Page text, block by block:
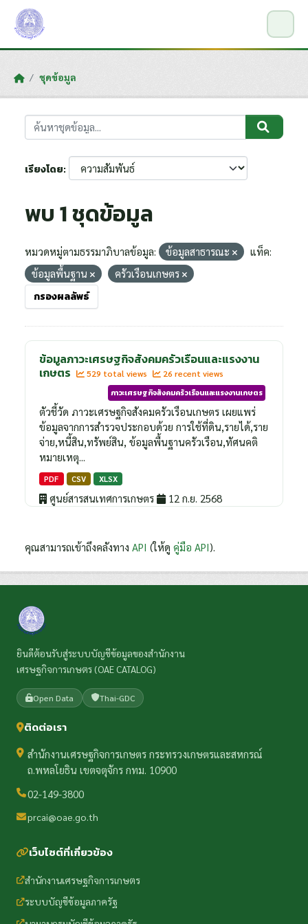
Skip to main content
ชุดข้อมูล
เรียงโดย
พบ 1 ชุดข้อมูล
หมวดหมู่ตามธรรมาภิบาลข้อมูล: ข้อมูลสาธารณะ
แท็ค:
ข้อมูลพื้นฐาน
ครัวเรือนเกษตร
กรองผลลัพธ์
ข้อมูลภาวะเศรษฐกิจสังคมครัวเรือนและแรงงาน
เกษตร
529 total views
26 recent views
ภาวะเศรษฐกิจสังคมครัวเรือนและแรงงานเกษตร
ตัวชี้วัด ภาวะเศรษฐกิจสังคมครัวเรือนเกษตร เผยแพร่
ข้อมูลจากการสำรวจประกอบด้วย การใช้ที่ดิน,รายได้,ราย
จ่าย,หนี้สิน,ทรัพย์สิน, ข้อมูลพื้นฐานครัวเรือน,ทัศนคติ
หมายเหตุ...
PDF CSV XLSX
ศูนย์สารสนเทศการเกษตร 12 ก.ย. 2568
คุณสามารถเข้าถึงคลังทาง API (ให้ดู คู่มือ API).
ยินดีต้อนรับสู่ระบบบัญชีข้อมูลของสำนักงาน
เศรษฐกิจการเกษตร (OAE CATALOG)
Open Data Thai-GDC
ติดต่อเรา
สำนักงานเศรษฐกิจการเกษตร กระทรวงเกษตรและสหกรณ์
ถ.พหลโยธิน เขตจตุจักร กทม. 10900
02-149-3800
prcai@oae.go.th
เว็บไซต์ที่เกี่ยวข้อง
สำนักงานเศรษฐกิจการเกษตร
ระบบบัญชีข้อมูลภาครัฐ